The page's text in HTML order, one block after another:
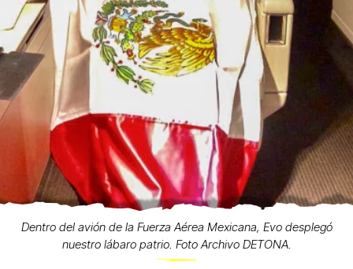
Dentro del avión de la Fuerza Aérea Mexicana, Evo desplegó
nuestro lábaro patrio. Foto Archivo DETONA.